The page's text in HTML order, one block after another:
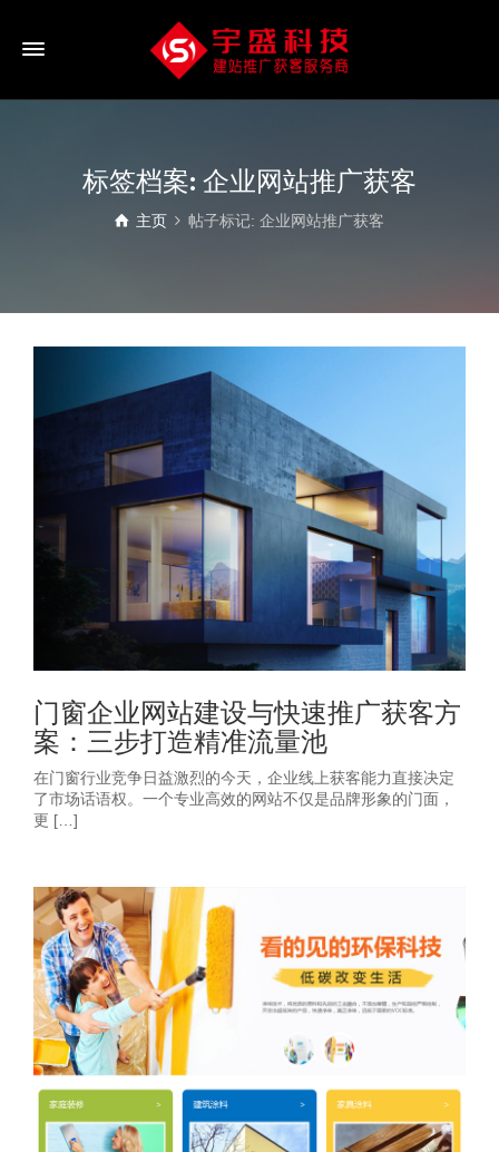
标签档案: 企业网站推广获客
主页 帖子标记: 企业网站推广获客
门窗企业网站建设与快速推广获客方
案：三步打造精准流量池
在门窗行业竞争日益激烈的今天，企业线上获客能力直接决定
了市场话语权。一个专业高效的网站不仅是品牌形象的门面，
更 […]